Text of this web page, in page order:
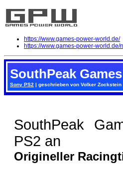
https://www.games-power-world.de/
https://www.games-power-
SouthPeak
Sony PS2 | geschrieben von Volker Zockstein
SouthPeak
PS2 an
Origineller